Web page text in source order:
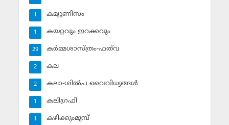
കമ്യൂണിസം
1
കയറ്റവും ഇറക്കവും
1
കര്‍മ്മശാസ്ത്രം-ഫത്‌വ
29
കല
2
കലാ-ശില്‍പ വൈവിധ്യങ്ങള്‍
2
കലിഗ്രഫി
1
കഴിക്കുംമുമ്പ്
1